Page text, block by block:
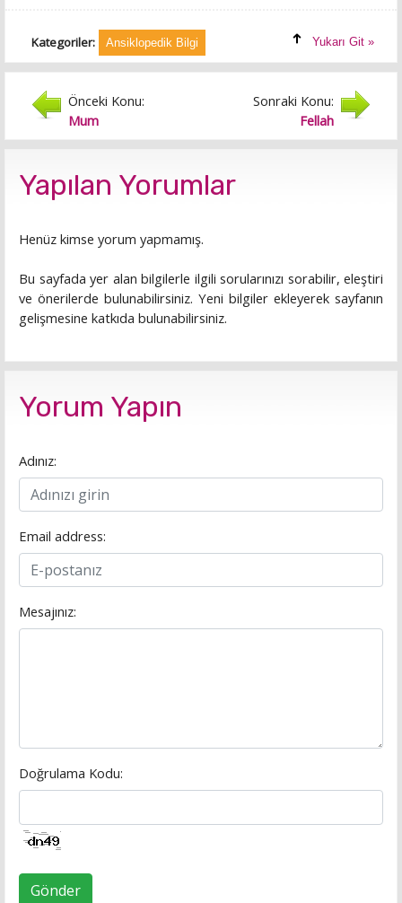
Kategoriler: Ansiklopedik Bilgi Yukarı Git »
Önceki Konu:
Mum
Sonraki Konu:
Fellah
Yapılan Yorumlar
Henüz kimse yorum yapmamış.
Bu sayfada yer alan bilgilerle ilgili sorularınızı sorabilir, eleştiri
ve önerilerde bulunabilirsiniz. Yeni bilgiler ekleyerek sayfanın
gelişmesine katkıda bulunabilirsiniz.
Yorum Yapın
Adınız:
Email address:
Mesajınız:
Doğrulama Kodu:
Gönder